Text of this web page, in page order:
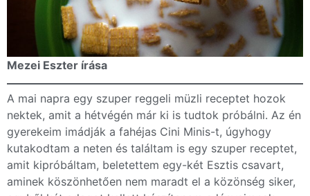
Mezei Eszter írása
A mai napra egy szuper reggeli müzli receptet hozok
nektek, amit a hétvégén már ki is tudtok próbálni. Az én
gyerekeim imádják a fahéjas Cini Minis-t, úgyhogy
kutakodtam a neten és találtam is egy szuper receptet,
amit kipróbáltam, beletettem egy-két Esztis csavart,
aminek köszönhetően nem maradt el a közönség siker,